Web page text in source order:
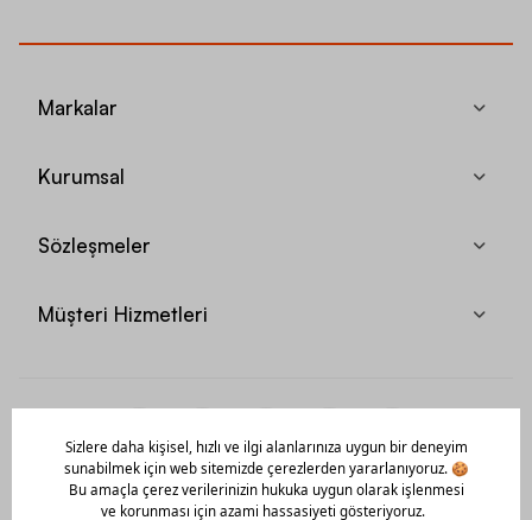
Markalar
Kurumsal
Sözleşmeler
Müşteri Hizmetleri